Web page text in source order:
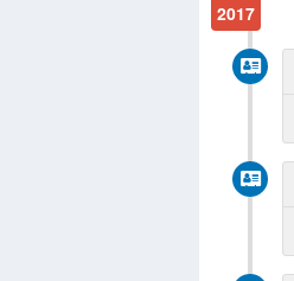
2017